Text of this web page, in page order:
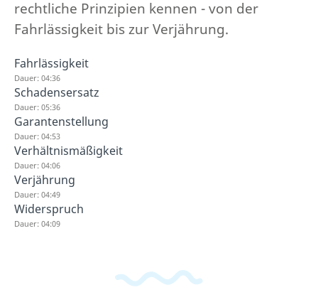
rechtliche Prinzipien kennen - von der
Fahrlässigkeit bis zur Verjährung.
Fahrlässigkeit
Dauer: 04:36
Schadensersatz
Dauer: 05:36
Garantenstellung
Dauer: 04:53
Verhältnismäßigkeit
Dauer: 04:06
Verjährung
Dauer: 04:49
Widerspruch
Dauer: 04:09